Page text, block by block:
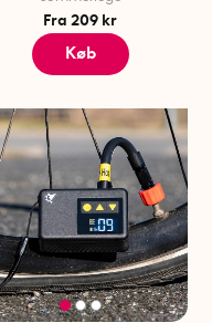
Fra 209 kr
Køb